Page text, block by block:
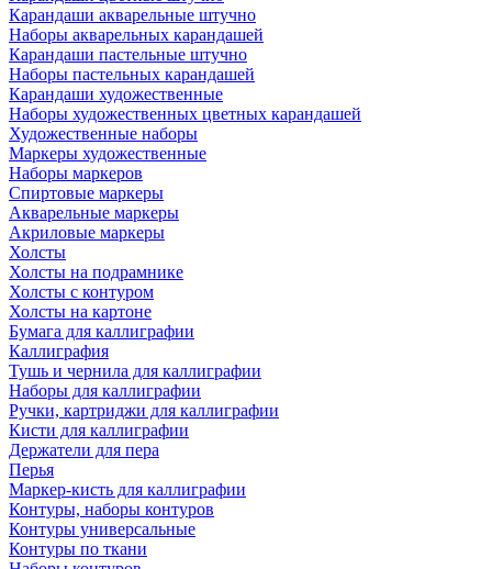
Карандаши акварельные штучно
Наборы акварельных карандашей
Карандаши пастельные штучно
Наборы пастельных карандашей
Карандаши художественные
Наборы художественных цветных карандашей
Художественные наборы
Маркеры художественные
Наборы маркеров
Спиртовые маркеры
Акварельные маркеры
Акриловые маркеры
Холсты
Холсты на подрамнике
Холсты с контуром
Холсты на картоне
Бумага для каллиграфии
Каллиграфия
Тушь и чернила для каллиграфии
Наборы для каллиграфии
Ручки, картриджи для каллиграфии
Кисти для каллиграфии
Держатели для пера
Перья
Маркер-кисть для каллиграфии
Контуры, наборы контуров
Контуры универсальные
Контуры по ткани